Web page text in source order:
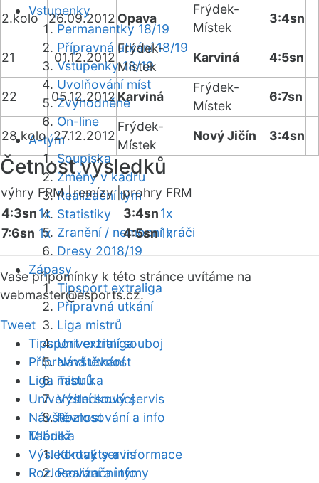
Vstupenky
Permanentky 18/19
Přípravná utkání 18/19
Vstupenky 18/19
Uvolňování míst
Zvýhodněné
On-line
A-tým
Soupiska
Změny v kádru
Realizační tým
Statistiky
Zranění / nemocní hráči
Dresy 2018/19
Zápasy
Tipsport extraliga
Přípravná utkání
Liga mistrů
Univerzitní souboj
Návštěvnost
Tabulka
Výsledkový servis
Rozlosování a info
Mládež
Kontakty a informace
Realizační týmy
2.kolo 26.09.2012 Opava
Frýdek-
Místek
3:4sn
21 01.12.2012
Frýdek-
Místek
Karviná 4:5sn
22 05.12.2012 Karviná
Frýdek-
Místek
6:7sn
28.kolo 27.12.2012
Frýdek-
Místek
Nový Jičín 3:4sn
Četnost výsledků
výhry FRM |remízy |prohry FRM
4:3sn1x
7:6sn 1x
3:4sn1x
4:5sn1x
Vaše připomínky k této stránce uvítáme na
webmaster@esports.cz.
Tweet
Tipsport extraliga
Přípravná utkání
Liga mistrů
Univerzitní souboj
Návštěvnost
Tabulka
Výsledkový servis
Rozlosování a info